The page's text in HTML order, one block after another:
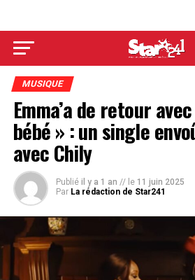
MUSIQUE
Emma’a de retour
bébé » : un single
avec Chily
Publié il y a 1 an // le 11 juin 2025
Par La rédaction de Star241